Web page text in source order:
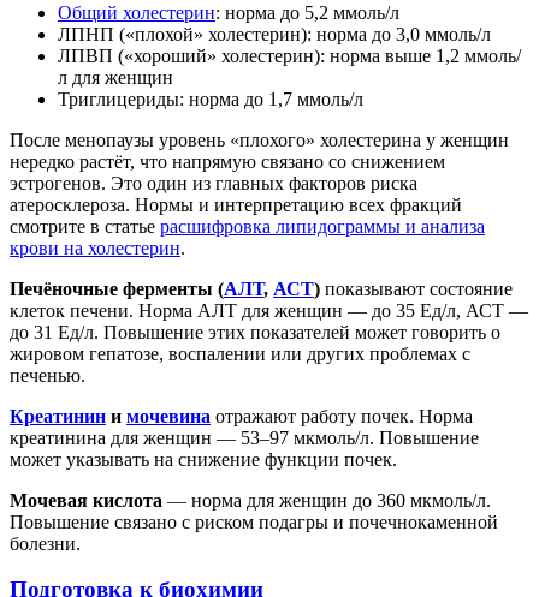
Общий холестерин: норма до 5,2 ммоль/л
ЛПНП («плохой» холестерин): норма до 3,0 ммоль/л
ЛПВП («хороший» холестерин): норма выше 1,2 ммоль/
л для женщин
Триглицериды: норма до 1,7 ммоль/л
После менопаузы уровень «плохого» холестерина у женщин
нередко растёт, что напрямую связано со снижением
эстрогенов. Это один из главных факторов риска
атеросклероза. Нормы и интерпретацию всех фракций
смотрите в статье расшифровка липидограммы и анализа
крови на холестерин.
Печёночные ферменты (АЛТ, АСТ) показывают состояние
клеток печени. Норма АЛТ для женщин — до 35 Ед/л, АСТ —
до 31 Ед/л. Повышение этих показателей может говорить о
жировом гепатозе, воспалении или других проблемах с
печенью.
Креатинин и мочевина отражают работу почек. Норма
креатинина для женщин — 53–97 мкмоль/л. Повышение
может указывать на снижение функции почек.
Мочевая кислота — норма для женщин до 360 мкмоль/л.
Повышение связано с риском подагры и почечнокаменной
болезни.
Подготовка к биохимии